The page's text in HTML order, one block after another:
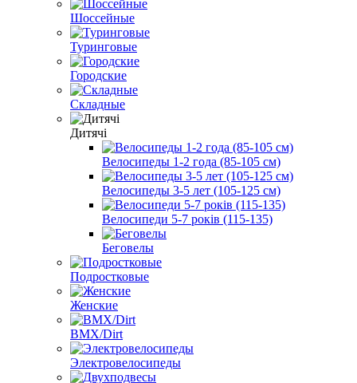
Шоссейные
Туринговые
Городские
Складные
Дитячі
Велосипеды 1-2 года (85-105 см)
Велосипеды 3-5 лет (105-125 см)
Велосипеди 5-7 років (115-135)
Беговелы
Подростковые
Женские
BMX/Dirt
Электровелосипеды